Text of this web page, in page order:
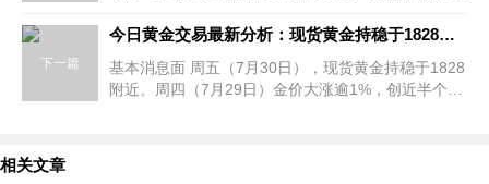
0.9
下一篇
今日黄金交易最新分析：现货黄金持稳于1828附近 美元跌至一个月新低
基本消息面 周五（7月30日），现货黄金持稳于1828
附近。周四（7月29日）金价大涨逾1%，创近半个月
相关文章